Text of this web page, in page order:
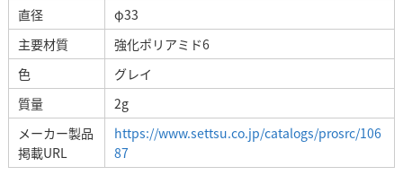
直径
φ33
主要材質
強化ポリアミド6
色
グレイ
質量
2g
メーカー製品
掲載URL
https://www.settsu.co.jp/catalogs/prosrc/106
87